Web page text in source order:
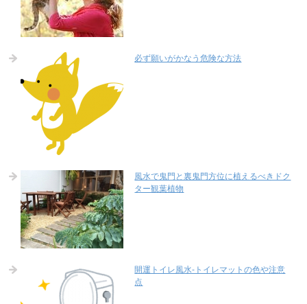
必ず願いがかなう危険な方法
風水で鬼門と裏鬼門方位に植えるべきドク
ター観葉植物
開運トイレ風水-トイレマットの色や注意
点